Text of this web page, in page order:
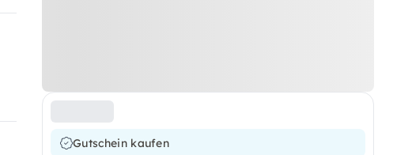
Gutschein kaufen